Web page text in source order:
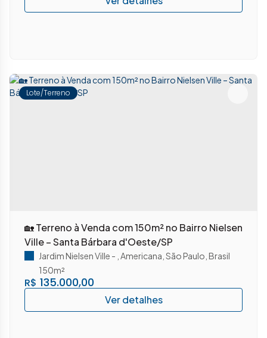
Lote/Terreno
🏡 Terreno à Venda com 150m² no Bairro Nielsen
Ville – Santa Bárbara d'Oeste/SP
R$ 135.000,00
Jardim Nielsen Ville Americana São Paulo Brasil
150m²